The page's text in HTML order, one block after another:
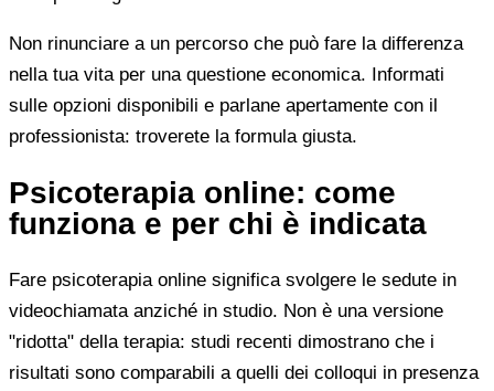
Non rinunciare a un percorso che può fare la differenza
nella tua vita per una questione economica. Informati
sulle opzioni disponibili e parlane apertamente con il
professionista: troverete la formula giusta.
Psicoterapia online: come
funziona e per chi è indicata
Fare psicoterapia online significa svolgere le sedute in
videochiamata anziché in studio. Non è una versione
"ridotta" della terapia: studi recenti dimostrano che i
risultati sono comparabili a quelli dei colloqui in presenza